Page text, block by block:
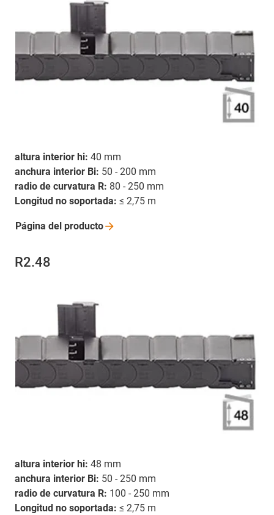
altura interior hi: 40 mm
anchura interior Bi: 50 - 200 mm
radio de curvatura R: 80 - 250 mm
Longitud no soportada: ≤ 2,75 m
Página del producto
R2.48
altura interior hi: 48 mm
anchura interior Bi: 50 - 250 mm
radio de curvatura R: 100 - 250 mm
Longitud no soportada: ≤ 2,75 m